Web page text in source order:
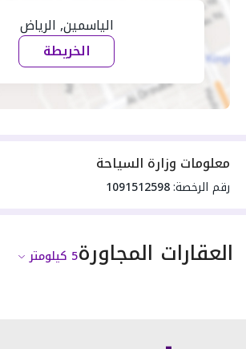
الياسمين, الرياض
الخريطة
معلومات وزارة السياحة
رقم الرخصة:1091512598
العقارات المجاورة5 كيلومتر